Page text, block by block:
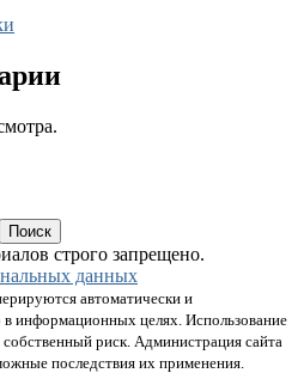
Поиск
строго запрещено.
данных
автоматически и
в информационных целях. Использование
риск. Администрация сайта
последствия их применения.